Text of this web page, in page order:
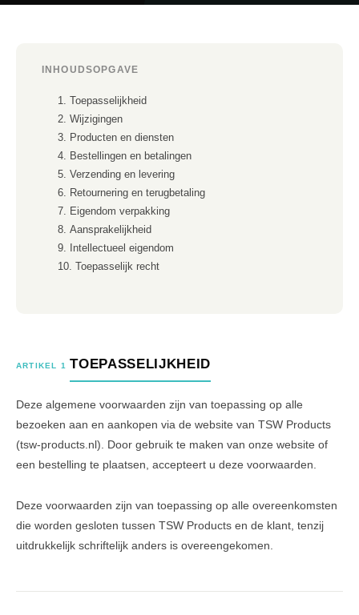
INHOUDSOPGAVE
Toepasselijkheid
Wijzigingen
Producten en diensten
Bestellingen en betalingen
Verzending en levering
Retournering en terugbetaling
Eigendom verpakking
Aansprakelijkheid
Intellectueel eigendom
Toepasselijk recht
ARTIKEL 1 TOEPASSELIJKHEID
Deze algemene voorwaarden zijn van toepassing op alle
bezoeken aan en aankopen via de website van TSW Products
(tsw-products.nl). Door gebruik te maken van onze website of
een bestelling te plaatsen, accepteert u deze voorwaarden.
Deze voorwaarden zijn van toepassing op alle overeenkomsten
die worden gesloten tussen TSW Products en de klant, tenzij
uitdrukkelijk schriftelijk anders is overeengekomen.